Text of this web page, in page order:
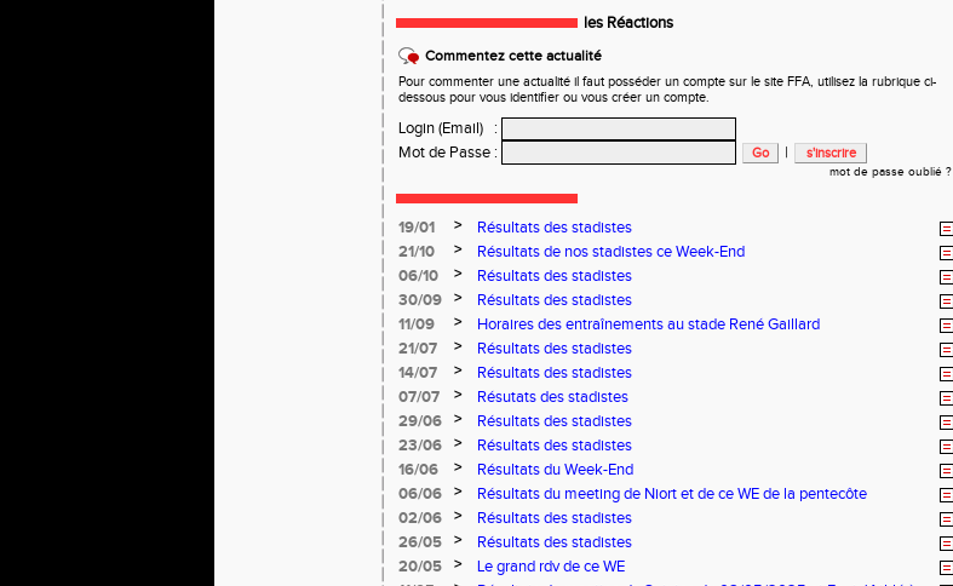
les Réactions
Commentez cette actualité
Pour commenter une actualité il faut posséder un compte sur le site FFA, utilisez la rubrique ci-
dessous pour vous identifier ou vous créer un compte.
Login (Email)
:
Mot de Passe : |
mot de passe oublié ?
19/01 >
Résultats des stadistes
21/10
>
Résultats de nos stadistes ce Week-End
06/10
>
Résultats des stadistes
30/09
>
Résultats des stadistes
11/09
>
Horaires des entraînements au stade René Gaillard
21/07
>
Résultats des stadistes
14/07
>
Résultats des stadistes
07/07
>
Résutats des stadistes
29/06
>
Résultats des stadistes
23/06
>
Résultats des stadistes
16/06
>
Résultats du Week-End
06/06
>
Résultats du meeting de Niort et de ce WE de la pentecôte
02/06
>
Résultats des stadistes
26/05
>
Résultats des stadistes
20/05
>
Le grand rdv de ce WE